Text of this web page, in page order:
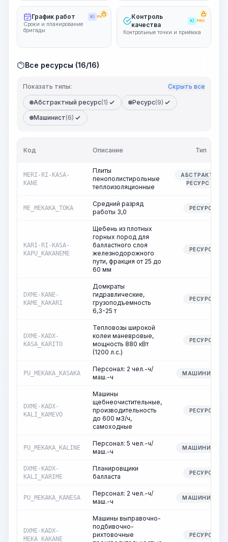
График работ KI PRO
Сроки и планирование
бригады
Контроль
качества
KI PRO
Контрольные точки и приёмка
Все ресурсы (16/16)
Показать типы: Скрыть все
Абстрактный ресурс(1) Ресурс(9)
Машинист(6)
Код Описание Тип
MERI-RI-KASA-
KANE
Плиты
пенополистирольные
теплоизоляционные
АБСТРАКТНЫЙ
РЕСУРС
ME_MEKAKA_TOKA
Средний разряд
работы 3,0
РЕСУРС
KARI-RI-KASA-
KAPU_KAKANEME
Щебень из плотных
горных пород для
балластного слоя
железнодорожного
пути, фракция от 25 до
60 мм
РЕСУРС
DXME-KANE-
KAME_KAKARI
Домкраты
гидравлические,
грузоподъемность
6,3-25 т
РЕСУРС
DXME-KADX-
KASA_KARITO
Тепловозы широкой
колеи маневровые,
мощность 880 кВт
(1200 л.с.)
РЕСУРС
PU_MEKAKA_KASAKA
Персонал: 2 чел.-ч/
маш.-ч
МАШИНИСТ
DXME-KADX-
KALI_KAMEVO
Машины
щебнеочистительные,
производительность
до 600 м3/ч,
самоходные
РЕСУРС
PU_MEKAKA_KALINE
Персонал: 5 чел.-ч/
маш.-ч
МАШИНИСТ
DXME-KADX-
KALI_KARIME
Планировщики
балласта
РЕСУРС
PU_MEKAKA_KANESA
Персонал: 2 чел.-ч/
маш.-ч
МАШИНИСТ
DXME-KADX-
MEKA_KAKANE
Машины выправочно-
подбивочно-
рихтовочные
РЕСУРС